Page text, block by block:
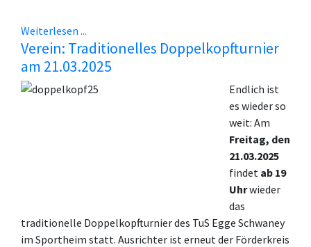
Weiterlesen ...
Verein: Traditionelles Doppelkopfturnier
am 21.03.2025
Endlich ist
es wieder so
weit: Am
Freitag, den
21.03.2025
findet ab 19
Uhrwieder
das
traditionelle Doppelkopfturnier des TuS Egge Schwaney
im Sportheim statt. Ausrichter ist erneut der Förderkreis